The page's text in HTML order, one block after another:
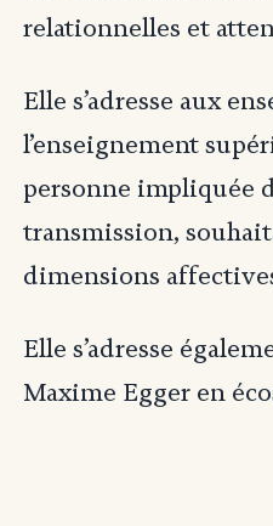
relationnelles et
Elle s’adresse aux
l’enseignement
personne impliquée
transmission,
dimensions
Elle s’adresse
Maxime Egger en